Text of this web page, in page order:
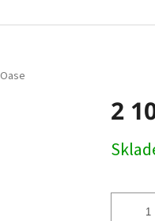
Oase
2
cena: